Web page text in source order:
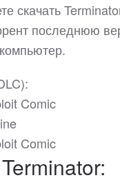
скачать
последнюю
Comic
Comic